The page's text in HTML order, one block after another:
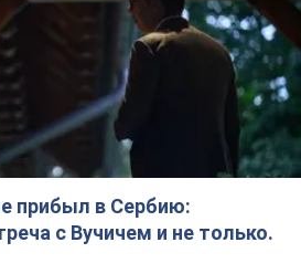
с Вучичем и не только.
в Белград
в городах Украины уже
массовые митинги
и видео
серию ежедневных протестов